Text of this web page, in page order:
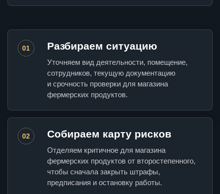
01 Разбираем ситуацию
Уточняем вид деятельности, помещение,
сотрудников, текущую документацию
и срочность проверки для магазина
фермерских продуктов.
02 Собираем карту рисков
Отделяем критичное для магазина
фермерских продуктов от второстепенного,
чтобы сначала закрыть штрафы,
предписания и остановку работы.